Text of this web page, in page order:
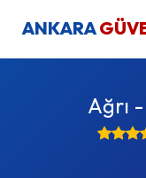
ANKARA
Ağrı